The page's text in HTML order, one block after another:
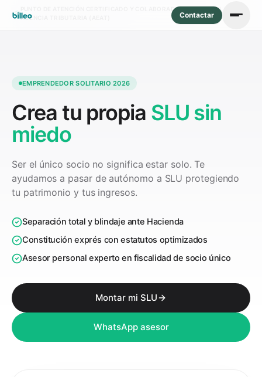
Contactar
PUNTO DE ATENCIÓN CERTIFICADO Y COLABORADOR SOCIAL DE LA
AGENCIA TRIBUTARIA (AEAT)
EMPRENDEDOR SOLITARIO 2026
Crea tu propia SLU sin
miedo
Ser el único socio no significa estar solo. Te
ayudamos a pasar de autónomo a SLU protegiendo
tu patrimonio y tus ingresos.
Separación total y blindaje ante Hacienda
Constitución exprés con estatutos optimizados
Asesor personal experto en fiscalidad de socio único
Montar mi SLU
WhatsApp asesor